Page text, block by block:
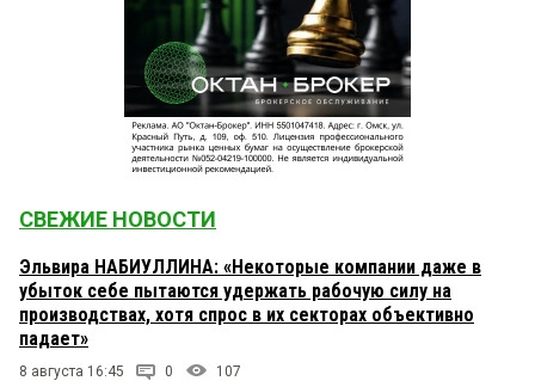
СВЕЖИЕ НОВОСТИ
Эльвира НАБИУЛЛИНА: «Некоторые компании даже в
убыток себе пытаются удержать рабочую силу на
производствах, хотя спрос в их секторах объективно
падает»
8 августа 16:45 0 107